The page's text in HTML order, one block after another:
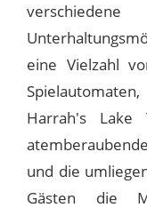
eine Vielzahl
Harrah's
und die
Gästen die